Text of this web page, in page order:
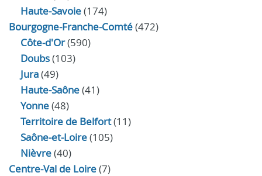
Haute-Savoie(174)
Bourgogne-Franche-Comté(472)
Côte-d'Or(590)
Doubs(103)
Jura(49)
Haute‑Saône(41)
Yonne(48)
Territoire de Belfort(11)
Saône-et-Loire(105)
Nièvre(40)
Centre-Val de Loire(7)